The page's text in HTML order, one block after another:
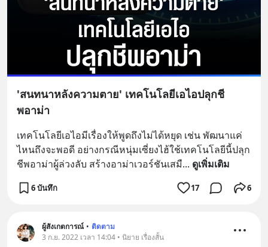
'สนทนาหลังความตาย' เทคโนโลยีเอไอปลุกชี
พอาม่า
เทคโนโลยีเอไอมีเรื่องให้พูดถึงไม่ได้หยุด เช่น พัฒนาแค่
ไหนถึงจะพอดี อย่างกรณีหนุ่มเซี่ยงไฮ้ใช้เทคโนโลยีนี้ปลุก
ชีพอาม่าผู้ล่วงลับ สร้างอาม่าเวอร์ชันเสมื... ดูเพิ่มเติม
6 บันทึก 17 6
ผู้สังเกตการณ์ • ติดตาม
3 ก.ย. 2022 เวลา 14:04 • นิยาย เรื่องสั้น